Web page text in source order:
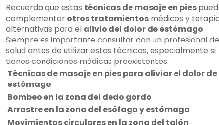
Recuerda que estas técnicas de masaje en pies
complementar otros tratamientos médicos y
alternativas para el alivio del dolor de estómago.
Siempre es importante consultar con un profesional
salud antes de utilizar estas técnicas, especialmente si
tienes condiciones médicas preexistentes.
Técnicas de masaje en pies para aliviar el dolor de
estómago
Bombeo en la zona del dedo gordo
Arrastre en la zona del esófago y estómago
Movimientos circulares en la zona del talón